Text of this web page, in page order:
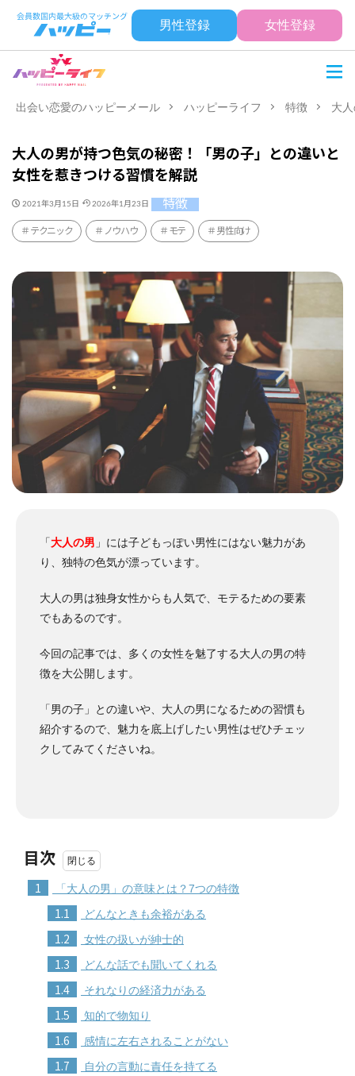
男性登録 女性登録
出会い恋愛のハッピーメール ハッピーライフ 特徴 大
大人の男が持つ色気の秘密！「男の子」との違いと
女性を惹きつける習慣を解説
2021年3月15日 2026年1月23日 特徴
テクニック ノウハウ モテ 男性向け
「大人の男 」には子どもっぽい男性にはない魅力があ
り、独特の色気が漂っています。
大人の男は独身女性からも人気で、モテるための要素
でもあるのです。
今回の記事では、多くの女性を魅了する大人の男の特
徴を大公開します。
「男の子」との違いや、大人の男になるための習慣も
紹介するので、魅力を底上げしたい男性はぜひチェッ
クしてみてくださいね。
目次
1 「大人の男」の意味とは？7つの特徴
1.1 どんなときも余裕がある
1.2 女性の扱いが紳士的
1.3 どんな話でも聞いてくれる
1.4 それなりの経済力がある
1.5 知的で物知り
1.6 感情に左右されることがない
1.7 自分の言動に責任を持てる